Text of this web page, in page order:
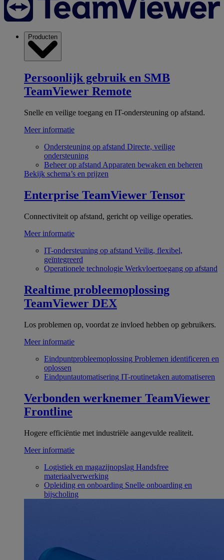
Producten
Persoonlijk gebruik en SMB
TeamViewer Remote
Snelle en veilige toegang en IT-ondersteuning op afstand.
Meer informatie
Ondersteuning op afstand Directe, veilige
ondersteuning
Beheer op afstand Apparaten bewaken en beheren
Bekijk schema’s en prijzen
Enterprise TeamViewer Tensor
Connectiviteit op afstand, gericht op veilige operaties.
Meer informatie
IT-ondersteuning op afstand Veilig, flexibel,
geïntegreerd
Operationele technologie Werkvloertoegang op afstand
Realtime probleemoplossing
TeamViewer DEX
Los problemen op, voordat ze invloed hebben op gebruikers.
Meer informatie
Eindpuntprobleemoplossing Problemen identificeren en
oplossen
Eindpuntautomatisering IT-routinetaken automatiseren
Verbonden werknemer TeamViewer
Frontline
Hogere efficiëntie met industriële aangevulde realiteit.
Meer informatie
Logistiek en magazijnopslag Handsfree
materiaalverwerking
Opleiding en onboarding Snelle onboarding en
bijscholing